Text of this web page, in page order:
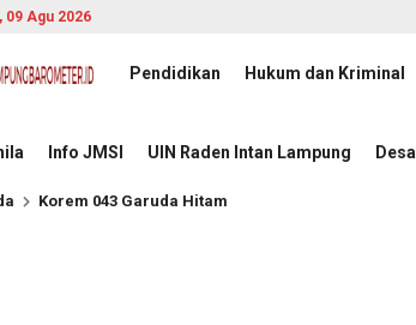
09 Agu 2026
Pendidikan Hukum dan Kriminal
Info JMSI UIN Raden Intan Lampung Desa
Korem 043 Garuda Hitam